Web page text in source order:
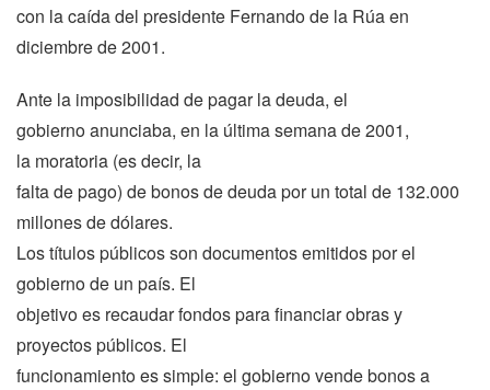
con la caída del presidente Fernando de la Rúa en
diciembre de 2001.
Ante la imposibilidad de pagar la deuda, el
gobierno anunciaba, en la última semana de 2001,
la moratoria (es decir, la
falta de pago) de bonos de deuda por un total de 132.000
millones de dólares.
Los títulos públicos son documentos emitidos por el
gobierno de un país. El
objetivo es recaudar fondos para financiar obras y
proyectos públicos. El
funcionamiento es simple: el gobierno vende bonos a